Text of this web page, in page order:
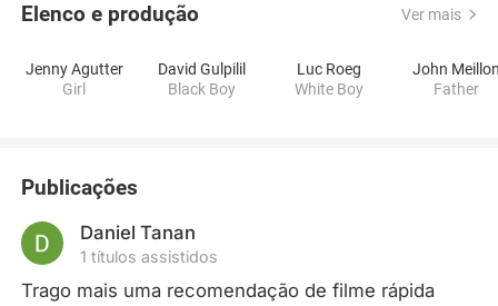
Elenco e produção Ver mais
Jenny Agutter
Girl
David Gulpilil
Black Boy
Luc Roeg
White Boy
John
Father
Publicações
Daniel Tanan
1 títulos assistidos
Trago mais uma recomendação de filme rápida